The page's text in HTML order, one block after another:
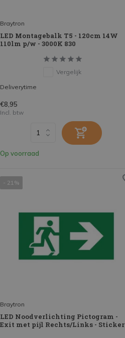
Braytron
LED Montagebalk T5 - 120cm 14W
110lm p/w - 3000K 830
Vergelijk
Deliverytime
€8,95
Incl. btw
Op voorraad
- 21%
Braytron
LED Noodverlichting Pictogram -
Exit met pijl Rechts/Links - Sticker